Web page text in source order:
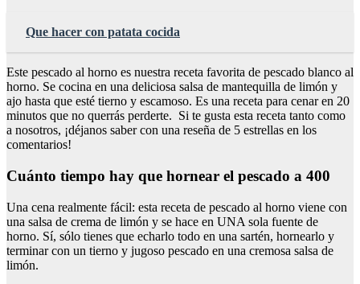
Que hacer con patata cocida
Este pescado al horno es nuestra receta favorita de pescado blanco al
horno. Se cocina en una deliciosa salsa de mantequilla de limón y
ajo hasta que esté tierno y escamoso. Es una receta para cenar en 20
minutos que no querrás perderte. Si te gusta esta receta tanto como
a nosotros, ¡déjanos saber con una reseña de 5 estrellas en los
comentarios!
Cuánto tiempo hay que hornear el pescado a 400
Una cena realmente fácil: esta receta de pescado al horno viene con
una salsa de crema de limón y se hace en UNA sola fuente de
horno. Sí, sólo tienes que echarlo todo en una sartén, hornearlo y
terminar con un tierno y jugoso pescado en una cremosa salsa de
limón.